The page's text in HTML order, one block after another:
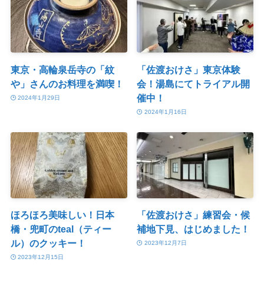
東京・高輪泉岳寺の「紋
や」さんのお料理を満喫！
2024年1月29日
「佐渡おけさ」東京体験
会！湯島にてトライアル開
催中！
2024年1月16日
ほろほろ美味しい！日本
橋・兜町のteal（ティー
ル）のクッキー！
2023年12月15日
「佐渡おけさ」練習会・候
補地下見、はじめました！
2023年12月7日